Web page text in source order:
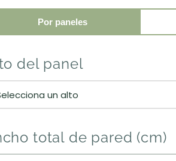
Por paneles
del panel
total de pared (cm)